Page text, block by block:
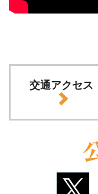
交通アクセス